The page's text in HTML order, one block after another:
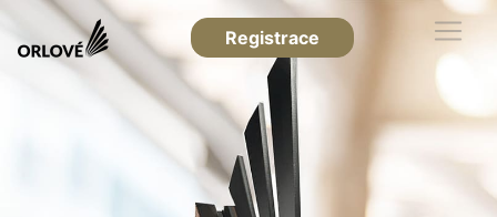
Registrace